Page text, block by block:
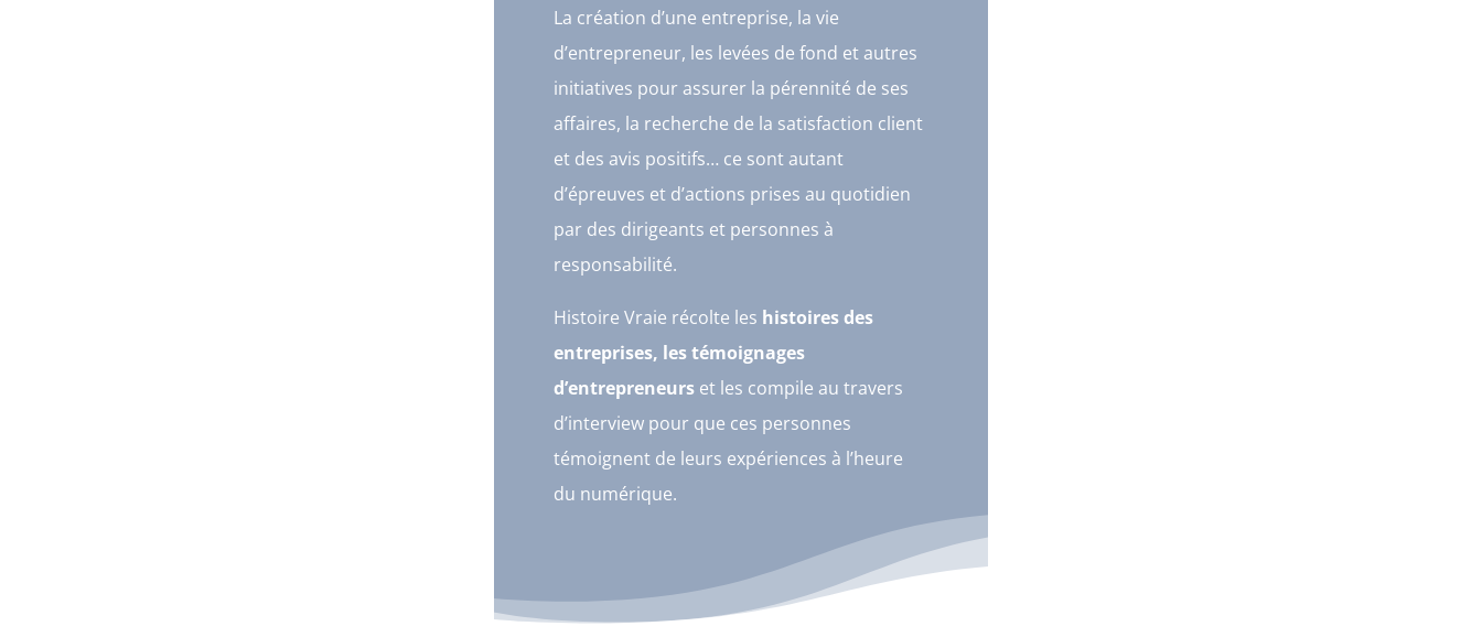
La création d’une entreprise, la vie
d’entrepreneur, les levées de fond et autres
initiatives pour assurer la pérennité de ses
affaires, la recherche de la satisfaction client
et des avis positifs… ce sont autant
d’épreuves et d’actions prises au quotidien
par des dirigeants et personnes à
responsabilité.
Histoire Vraie récolte les histoires des
entreprises, les témoignages
d’entrepreneurset les compile au travers
d’interview pour que ces personnes
témoignent de leurs expériences à l’heure
du numérique.